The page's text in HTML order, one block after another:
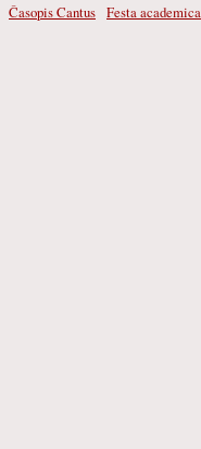
Časopis Cantus Festa academica